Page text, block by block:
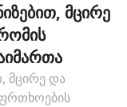
მცირე
მცირე და